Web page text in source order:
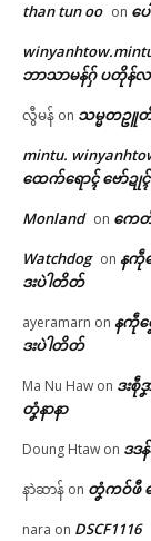
ပေါဲရုဲမာဲတုဲ အကာဲအရ
ဍုၚ်ကွာန် ပ္ဍဲတွဵုရးဍုၚ်
February 24, 2026
In "ဂလာန်ညးဒါန်လိက်"
ညးစၞးကၠတ်ထဝ်တွဵုရး
ဟ်မန်မွဲတၠ ပတိုန်တၚ်သဳ
တ်ထဝ်ဂှ် ညးလ္ၚဵု သ္ပစရဵု
June 8, 2026
than tun oo on ပ
ဘာသာမန်ဂှ် ပတိုန်
လွီမန် on သမ္မတဥူ
mintu.
ထေက်ရောၚ် ဗော်ဍု
Monland on ကေ
Watchdog on နကဵု
ဒးပဲါတိတ်
ayeramarn on နကဵုစၞ
ဒးပဲါတိတ်
Ma Nu Haw on ဒးစဵု
တၞံနာနာ
Doung Htaw on ဒဒ
နာဲဆာန် on တၞံကဝ်ဖီ
nara on DSCF1116